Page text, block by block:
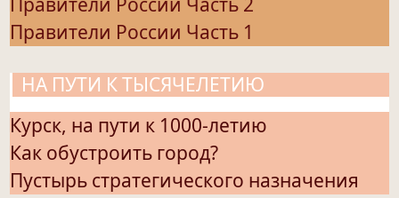
Правители России Часть 1
НА ПУТИ К ТЫСЯЧЕЛЕТИЮ
Курск, на пути к 1000-летию
Как обустроить город?
Пустырь стратегического назначения